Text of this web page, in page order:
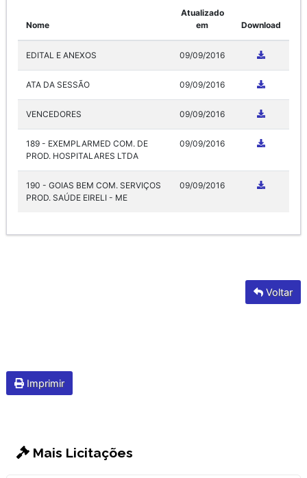
Nome
Atualizado
em
Download
EDITAL E ANEXOS 09/09/2016
ATA DA SESSÃO 09/09/2016
VENCEDORES 09/09/2016
189 - EXEMPLARMED COM. DE
PROD. HOSPITALARES LTDA
09/09/2016
190 - GOIAS BEM COM. SERVIÇOS
PROD. SAÚDE EIRELI - ME
09/09/2016
Voltar
Imprimir
Mais Licitações